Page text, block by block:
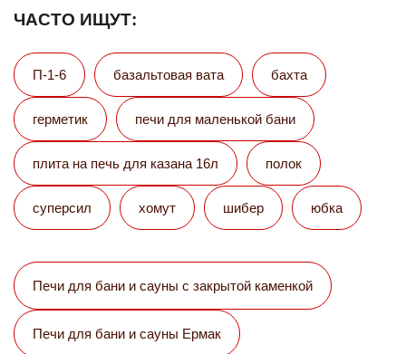
ЧАСТО ИЩУТ:
П-1-6 базальтовая вата бахта
герметик печи для маленькой бани
плита на печь для казана 16л полок
суперсил хомут шибер юбка
Печи для бани и сауны с закрытой каменкой
Печи для бани и сауны Eрмак